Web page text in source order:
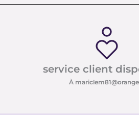
service client
À